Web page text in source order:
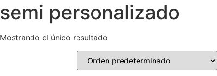
semi personalizado
Mostrando el único resultado